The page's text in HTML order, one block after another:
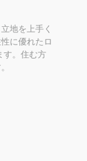
地を上手く
に優れたロ
す。住む方